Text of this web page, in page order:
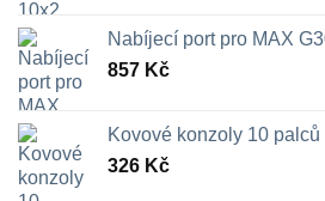
Nabíjecí port pro MAX
857 Kč
Kovové konzoly 10
326 Kč